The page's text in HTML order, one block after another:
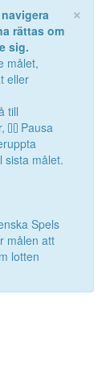
×
rättas om
sig.
målet,
eller
till
Pausa
sista målet.
Spels
målen att
lotten